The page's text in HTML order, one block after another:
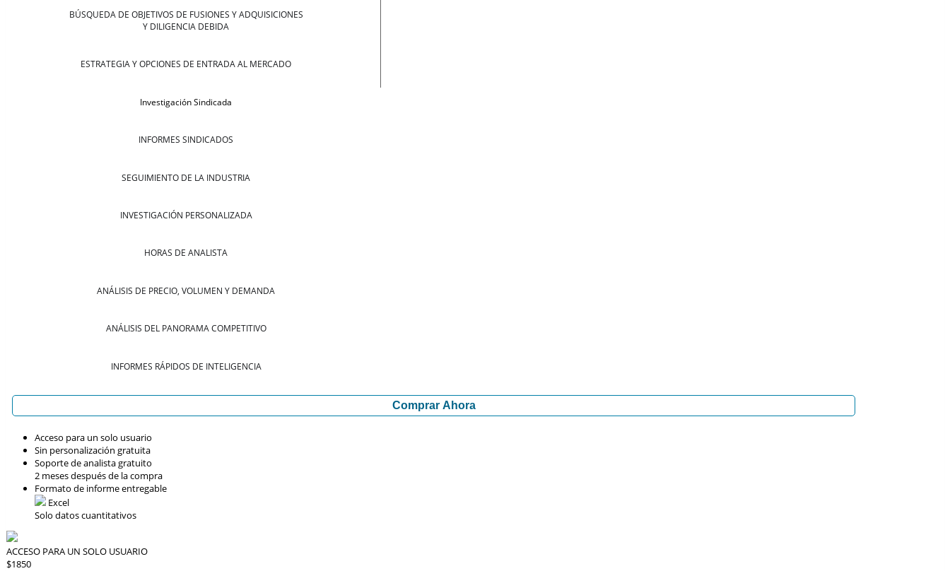
BÚSQUEDA DE OBJETIVOS DE FUSIONES Y ADQUISICIONES
Y DILIGENCIA DEBIDA
ESTRATEGIA Y OPCIONES DE ENTRADA AL MERCADO
Investigación Sindicada
INFORMES SINDICADOS
SEGUIMIENTO DE LA INDUSTRIA
INVESTIGACIÓN PERSONALIZADA
HORAS DE ANALISTA
ANÁLISIS DE PRECIO, VOLUMEN Y DEMANDA
ANÁLISIS DEL PANORAMA COMPETITIVO
INFORMES RÁPIDOS DE INTELIGENCIA
Comprar Ahora
Acceso para un solo usuario
Sin personalización gratuita
Soporte de analista gratuito
2 meses después de la compra
Formato de informe entregable
Excel
Solo datos cuantitativos
ACCESO PARA UN SOLO USUARIO
$1850